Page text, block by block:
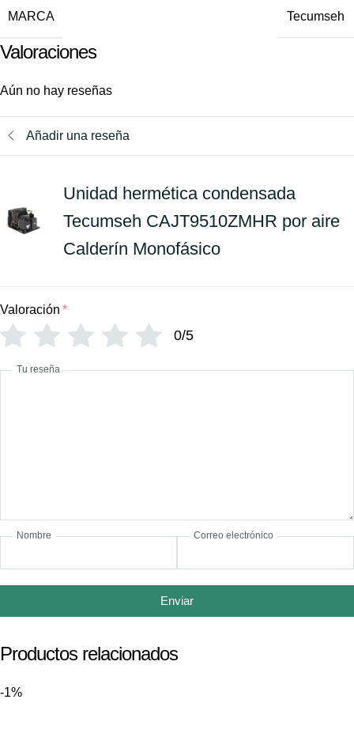
MARCA Tecumseh
Valoraciones
Aún no hay reseñas
Añadir una reseña
Unidad hermética condensada
Tecumseh CAJT9510ZMHR por aire
Calderín Monofásico
Valoración *
0/5
Tu reseña
Nombre Correo electrónico
Enviar
Productos relacionados
-1%